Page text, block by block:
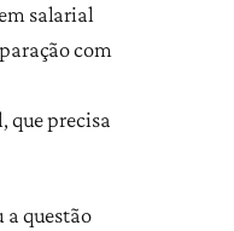
salarial
com
que precisa
a questão